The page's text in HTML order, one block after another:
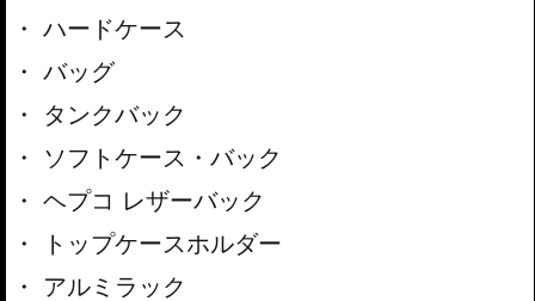
ハードケース
バッグ
タンクバック
ソフトケース・バック
ヘプコ レザーバック
トップケースホルダー
アルミラック